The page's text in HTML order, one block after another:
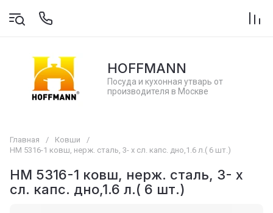
HOFFMANN
Посуда и кухонная утварь от
производителя в Москве
Главная / Ковши
/
НМ 5316-1 ковш, нерж. сталь, 3- х сл. капс. дно,1.6 л.( 6 шт.)
НМ 5316-1 ковш, нерж. сталь, 3- х
сл. капс. дно,1.6 л.( 6 шт.)